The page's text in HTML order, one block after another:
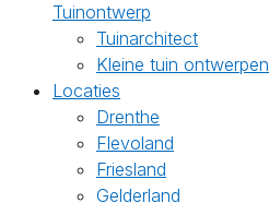
Tuinontwerp
Tuinarchitect
Kleine tuin ontwerpen
Locaties
Drenthe
Flevoland
Friesland
Gelderland